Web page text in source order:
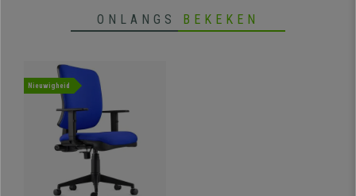
ONLANGS BEKEKEN
Nieuwigheid